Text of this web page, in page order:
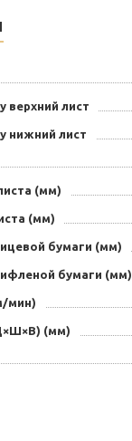
верхний лист
нижний лист
(мм)
(мм)
бумаги (мм)
бумаги (мм)
мин)
(мм)